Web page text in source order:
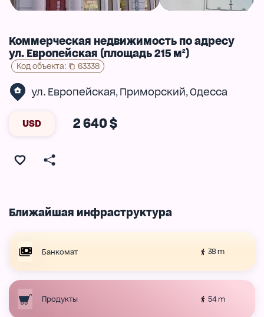
Коммерческая недвижимость по адресу
ул. Европейская (площадь 215 м²)
Код объекта: 63338
ул. Европейская, Приморский, Одесса
USD 2 640 $
Ближайшая инфраструктура
Банкомат 38 m
Продукты 54 m